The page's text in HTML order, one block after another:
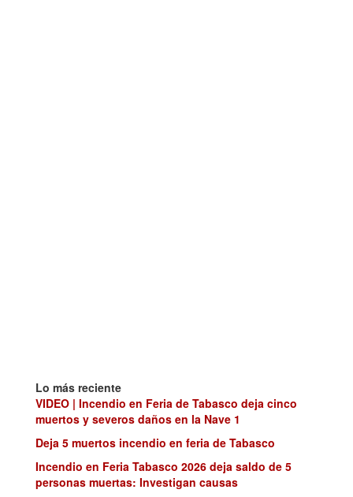
Lo más reciente
VIDEO | Incendio en Feria de Tabasco deja cinco
muertos y severos daños en la Nave 1
Deja 5 muertos incendio en feria de Tabasco
Incendio en Feria Tabasco 2026 deja saldo de 5
personas muertas: Investigan causas